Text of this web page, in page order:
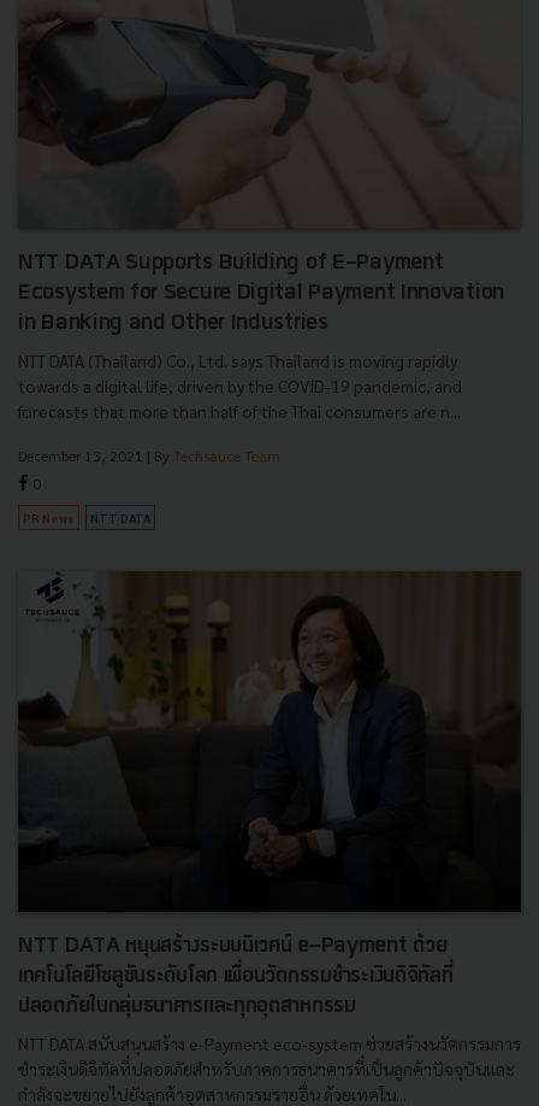
NTT DATA Supports Building of E-Payment
Ecosystem for Secure Digital Payment Innovation
in Banking and Other Industries
NTT DATA (Thailand) Co., Ltd. says Thailand is moving rapidly
towards a digital life, driven by the COVID-19 pandemic, and
forecasts that more than half of the Thai consumers are n...
December 13, 2021 | By Techsauce Team
0
PR News NTT DATA
NTT DATA หนุนสร้างระบบนิเวศน์ e-Payment ด้วย
เทคโนโลยีโซลูชันระดับโลก เพื่อนวัตกรรมชำระเงินดิจิทัลที่
ปลอดภัยในกลุ่มธนาคารและทุกอุตสาหกรรม
NTT DATA สนับสนุนสร้าง e-Payment eco-system ช่วยสร้างนวัตกรรมการ
ชำระเงินดิจิทัลที่ปลอดภัยสำหรับภาคการธนาคารที่เป็นลูกค้าปัจจุบันและ
กำลังจะขยายไปยังลูกค้าอุตสาหกรรมรายอื่น ด้วยเทคโน...